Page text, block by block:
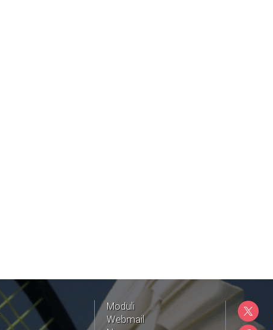
Moduli
Webmail